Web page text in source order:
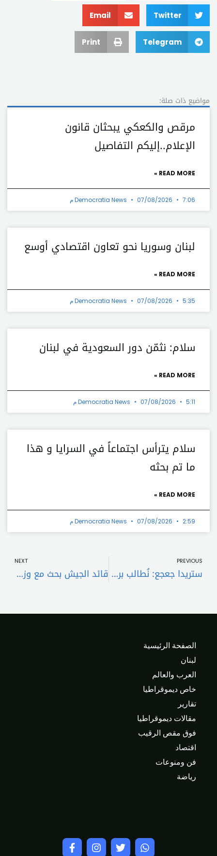
Twitter
Email
Telegram
Print
مواضيع ذات صلة:
مرقص والكعكي يبحثان قانون
الإعلام..إليكم التفاصيل
READ MORE »
Democratia News 07/08/2026 7:06 م
لبنان وسوريا نحو تعاون اقتصادي أوسع
READ MORE »
Democratia News 07/08/2026 5:35 م
سلام: نثمّن دور السعودية في لبنان
READ MORE »
Democratia News 07/08/2026 5:11 م
سلام يترأس اجتماعاً في السرايا و هذا
ما تم بحثه
READ MORE »
Democratia News 07/08/2026 2:59 م
PREVIOUS
ستريدا جعجع: نُطالب بري بإكمال مسعى التمديد ليطال الاستحقاق الرئاسي
NEXT
قائد الجيش بحث مع وزير الجيوش الفرنسية في سبل التعاون
الصفحة الرئيسية
لبنان
العرب والعالم
خاص ديموقراطيا
تقارير
مقالات ديموقراطيا
فوق مقص الرقيب
اقتصاد
فن ومنوعات
رياضة